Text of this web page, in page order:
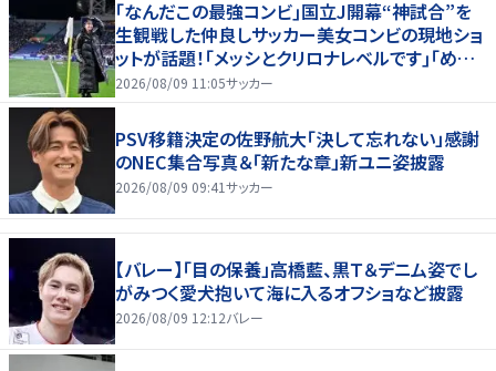
｢なんだこの最強コンビ｣国立J開幕“神試合”を
生観戦した仲良しサッカー美女コンビの現地ショ
ットが話題！｢メッシとクリロナレベルです｣｢めちゃ
くちゃ可愛い｣
2026/08/09 11:05サッカー
PSV移籍決定の佐野航大「決して忘れない」感謝
のNEC集合写真＆「新たな章」新ユニ姿披露
2026/08/09 09:41サッカー
【バレー】「目の保養」高橋藍、黒Ｔ＆デニム姿でし
がみつく愛犬抱いて海に入るオフショなど披露
2026/08/09 12:12バレー